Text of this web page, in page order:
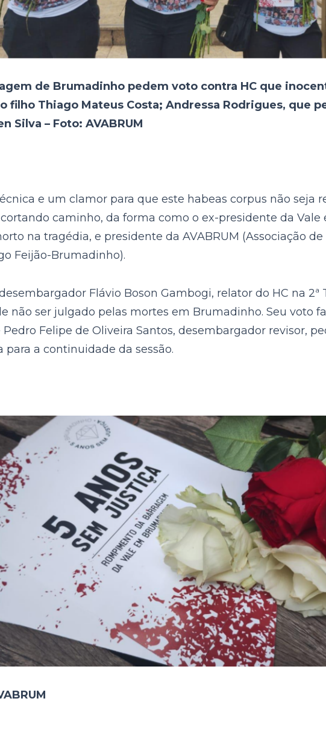
de Brumadinho pedem voto contra HC que
filho Thiago Mateus Costa; Andressa Rodrigues, que
Silva – Foto: AVABRUM
e um clamor para que este habeas corpus não seja
caminho, da forma como o ex-presidente da
na tragédia, e presidente da AVABRUM (Associação
Feijão-Brumadinho).
Flávio Boson Gambogi, relator do HC na 2ª
não ser julgado pelas mortes em Brumadinho. Seu voto
Felipe de Oliveira Santos, desembargador revisor,
a continuidade da sessão.